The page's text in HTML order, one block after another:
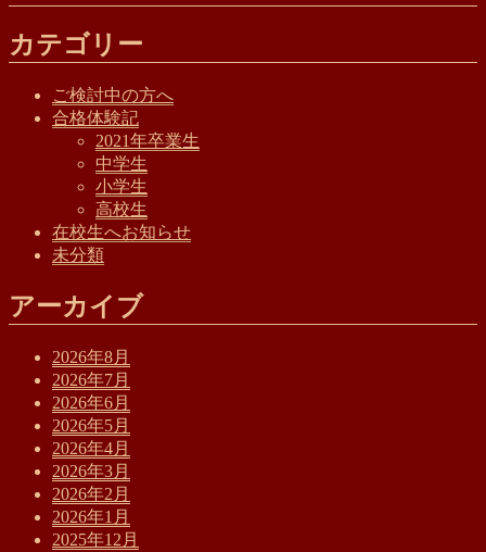
カテゴリー
ご検討中の方へ
合格体験記
2021年卒業生
中学生
小学生
高校生
在校生へお知らせ
未分類
アーカイブ
2026年8月
2026年7月
2026年6月
2026年5月
2026年4月
2026年3月
2026年2月
2026年1月
2025年12月